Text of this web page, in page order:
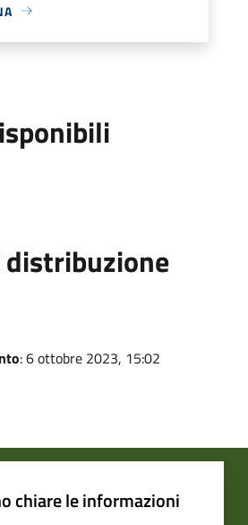
distribuzione
: 6 ottobre 2023, 15:02
chiare le informazioni